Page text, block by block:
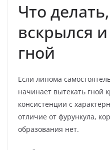
Что
вскрылся
гной
Если липома
начинает вытекать гной
консистенции с
отличие от фурункула,
образования нет.